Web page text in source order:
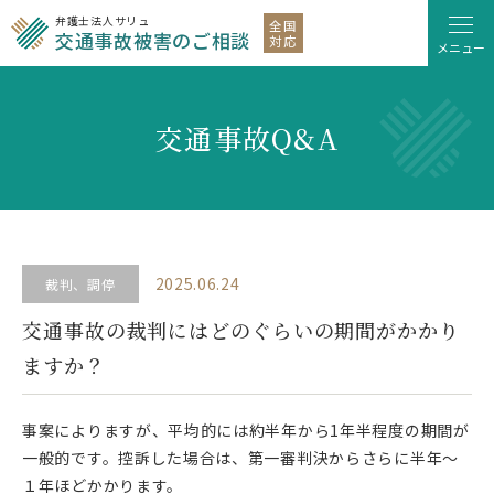
弁護士法人サリュ
交通事故被害のご相談
全国
対応
メニュー
交通事故Q&A
裁判、調停 2025.06.24
交通事故の裁判にはどのぐらいの期間がかかり
ますか？
事案によりますが、平均的には約半年から1年半程度の期間が
一般的です。控訴した場合は、第一審判決からさらに半年〜
１年ほどかかります。